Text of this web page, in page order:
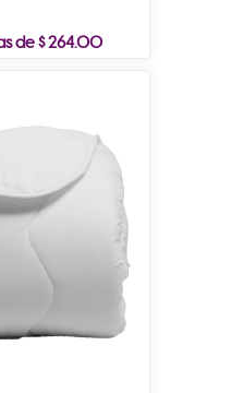
de $ 264.00